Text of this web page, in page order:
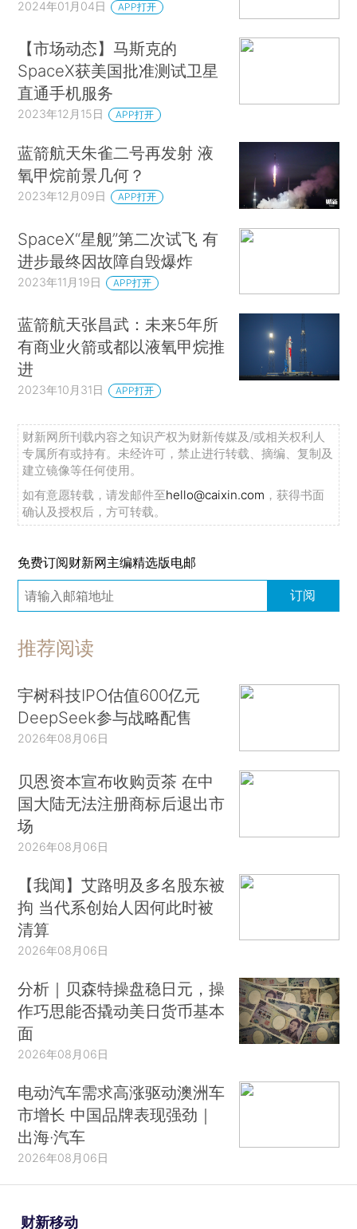
2024年01月04日 APP打开
【市场动态】马斯克的
SpaceX获美国批准测试卫星
直通手机服务
2023年12月15日 APP打开
蓝箭航天朱雀二号再发射 液
氧甲烷前景几何？
2023年12月09日 APP打开
SpaceX“星舰”第二次试飞 有
进步最终因故障自毁爆炸
2023年11月19日 APP打开
蓝箭航天张昌武：未来5年所
有商业火箭或都以液氧甲烷推
进
2023年10月31日 APP打开
财新网所刊载内容之知识产权为财新传媒及/或相关权利人
专属所有或持有。未经许可，禁止进行转载、摘编、复制及
建立镜像等任何使用。
如有意愿转载，请发邮件至hello@caixin.com ，获得书面
确认及授权后，方可转载。
免费订阅财新网主编精选版电邮
订阅
推荐阅读
宇树科技IPO估值600亿元
DeepSeek参与战略配售
2026年08月06日
贝恩资本宣布收购贡茶 在中
国大陆无法注册商标后退出市
场
2026年08月06日
【我闻】艾路明及多名股东被
拘 当代系创始人因何此时被
清算
2026年08月06日
分析｜贝森特操盘稳日元，操
作巧思能否撬动美日货币基本
面
2026年08月06日
电动汽车需求高涨驱动澳洲车
市增长 中国品牌表现强劲｜
出海·汽车
2026年08月06日
财新移动